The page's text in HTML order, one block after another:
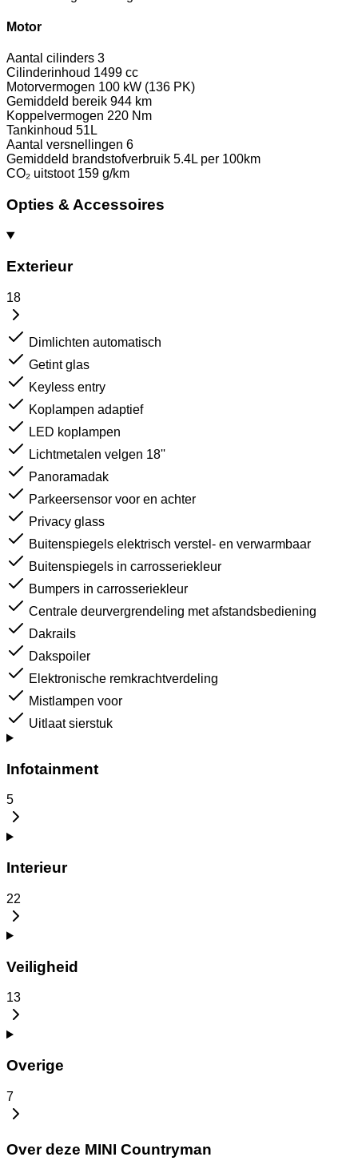
Motor
Aantal cilinders 3
Cilinderinhoud 1499 cc
Motorvermogen 100 kW (136 PK)
Gemiddeld bereik 944 km
Koppelvermogen 220 Nm
Tankinhoud 51L
Aantal versnellingen 6
Gemiddeld brandstofverbruik 5.4L per 100km
CO₂ uitstoot 159 g/km
Opties & Accessoires
Exterieur
18
Dimlichten automatisch
Getint glas
Keyless entry
Koplampen adaptief
LED koplampen
Lichtmetalen velgen 18''
Panoramadak
Parkeersensor voor en achter
Privacy glass
Buitenspiegels elektrisch verstel- en verwarmbaar
Buitenspiegels in carrosseriekleur
Bumpers in carrosseriekleur
Centrale deurvergrendeling met afstandsbediening
Dakrails
Dakspoiler
Elektronische remkrachtverdeling
Mistlampen voor
Uitlaat sierstuk
Infotainment
5
Interieur
22
Veiligheid
13
Overige
7
Over deze MINI Countryman